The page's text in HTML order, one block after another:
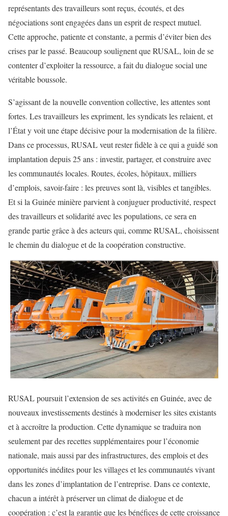
représentants des travailleurs sont reçus, écoutés, et des
négociations sont engagées dans un esprit de respect mutuel.
Cette approche, patiente et constante, a permis d’éviter bien des
crises par le passé. Beaucoup soulignent que RUSAL, loin de se
contenter d’exploiter la ressource, a fait du dialogue social une
véritable boussole.
S’agissant de la nouvelle convention collective, les attentes sont
fortes. Les travailleurs les expriment, les syndicats les relaient, et
l’État y voit une étape décisive pour la modernisation de la filière.
Dans ce processus, RUSAL veut rester fidèle à ce qui a guidé son
implantation depuis 25 ans : investir, partager, et construire avec
les communautés locales. Routes, écoles, hôpitaux, milliers
d’emplois, savoir-faire : les preuves sont là, visibles et tangibles.
Et si la Guinée minière parvient à conjuguer productivité, respect
des travailleurs et solidarité avec les populations, ce sera en
grande partie grâce à des acteurs qui, comme RUSAL, choisissent
le chemin du dialogue et de la coopération constructive.
RUSAL poursuit l’extension de ses activités en Guinée, avec de
nouveaux investissements destinés à moderniser les sites existants
et à accroître la production. Cette dynamique se traduira non
seulement par des recettes supplémentaires pour l’économie
nationale, mais aussi par des infrastructures, des emplois et des
opportunités inédites pour les villages et les communautés vivant
dans les zones d’implantation de l’entreprise. Dans ce contexte,
chacun a intérêt à préserver un climat de dialogue et de
coopération : c’est la garantie que les bénéfices de cette croissance